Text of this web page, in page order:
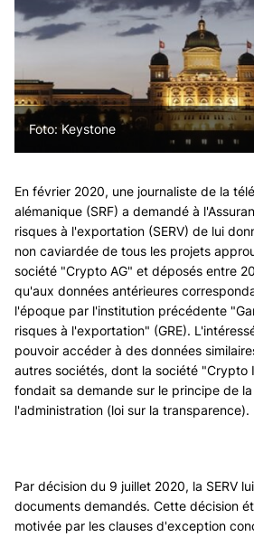
Foto: Keystone
En février 2020, une journaliste de la
alémanique (SRF) a demandé à
risques à l'exportation (SERV) de lui
non caviardée de tous les projets
société "Crypto AG" et déposés entre
qu'aux données antérieures
l'époque par l'institution précédente
risques à l'exportation" (GRE).
pouvoir accéder à des données
autres sociétés, dont la société "Crypto
fondait sa demande sur le principe de
l'administration (loi sur la transparence).
Par décision du 9 juillet 2020, la SERV
documents demandés. Cette décision
motivée par les clauses d'exception